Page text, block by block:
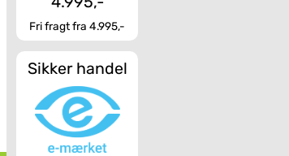
Fri fragt fra 4.995,-
Sikker handel